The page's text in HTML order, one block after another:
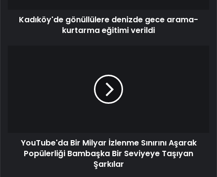
Kadıköy'de gönüllülere denizde gece arama-
kurtarma eğitimi verildi
YouTube'da Bir Milyar İzlenme Sınırını Aşarak
Popülerliği Bambaşka Bir Seviyeye Taşıyan
Şarkılar